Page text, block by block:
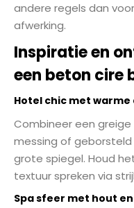
andere regels dan
afwerking.
Inspiratie en
een beton cire
Hotel chic met
Combineer een
messing of
grote spiegel. Houd
textuur spreken via
Spa sfeer met hout